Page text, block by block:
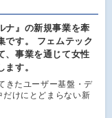
ナ』の新規事業を牽
です。 フェムテック
、事業を通じて女性
す。
きたユーザー基盤・デ
だけにとどまらない新